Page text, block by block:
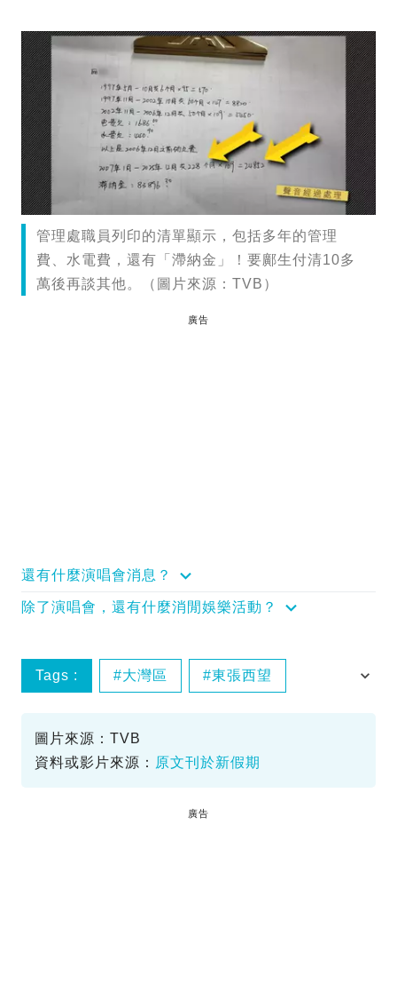
管理處職員列印的清單顯示，包括多年的管理
費、水電費，還有「滯納金」！要鄺生付清10多
萬後再談其他。（圖片來源：TVB）
廣告
還有什麼演唱會消息？
除了演唱會，還有什麼消閒娛樂活動？
Tags : 大灣區 東張西望
圖片來源：TVB
資料或影片來源： 原文刊於新假期
廣告